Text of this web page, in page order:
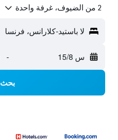
2 من الضيوف، غرفة واحدة
لا باستيد-كلارانس، فرنسا
س 15/8 -
بحث